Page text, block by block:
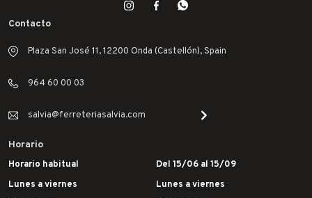
Contacto
Plaza San José 11, 12200 Onda (Castellón), Spain
964 60 00 03
salvia@ferreteriasalvia.com
Horario
Horario habitual
Lunes a viernes
Del 15/06 al 15/09
Lunes a viernes